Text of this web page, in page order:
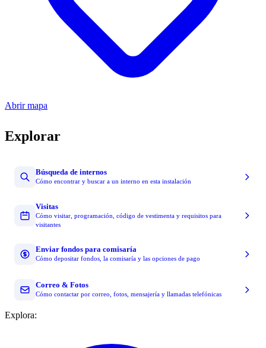
Abrir mapa
Explorar
Búsqueda de internos
Cómo encontrar y buscar a un interno en esta instalación
Visitas
Cómo visitar, programación, código de vestimenta y requisitos para
visitantes
Enviar fondos para comisaría
Cómo depositar fondos, la comisaría y las opciones de pago
Correo & Fotos
Cómo contactar por correo, fotos, mensajería y llamadas telefónicas
Explora: